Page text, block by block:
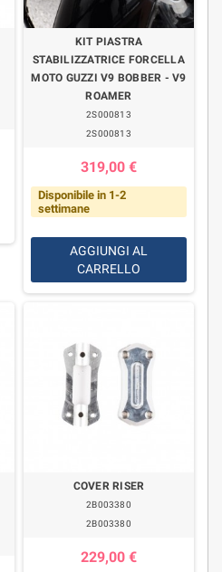
KIT PIASTRA
STABILIZZATRICE FORCELLA
MOTO GUZZI V9 BOBBER - V9
ROAMER
2S000813
2S000813
319,00 €
Disponibile in 1-2
settimane
AGGIUNGI AL
CARRELLO
COVER RISER
2B003380
2B003380
229,00 €